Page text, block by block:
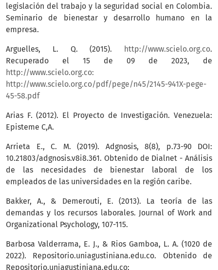
legislación del trabajo y la seguridad social en Colombia.
Seminario de bienestar y desarrollo humano en la
empresa.
Arguelles, L. Q. (2015). http://www.scielo.org.co.
Recuperado el 15 de 09 de 2023, de
http://www.scielo.org.co:
http://www.scielo.org.co/pdf/pege/n45/2145-941X-pege-
45-58.pdf
Arias F. (2012). El Proyecto de Investigación. Venezuela:
Episteme C,A.
Arrieta E., C. M. (2019). Adgnosis, 8(8), p.73-90 DOI:
10.21803/adgnosis.v8i8.361. Obtenido de Dialnet - Análisis
de las necesidades de bienestar laboral de los
empleados de las universidades en la región caribe.
Bakker, A., & Demerouti, E. (2013). La teoría de las
demandas y los recursos laborales. Journal of Work and
Organizational Psychology, 107-115.
Barbosa Valderrama, E. J., & Rios Gamboa, L. A. (1020 de
2022). Repositorio.uniagustiniana.edu.co. Obtenido de
Repositorio.uniagustiniana.edu.co: